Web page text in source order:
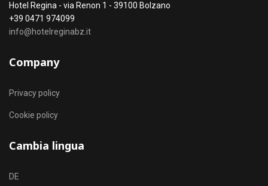
Hotel Regina - via Renon 1 - 39100 Bolzano
+39 0471 974099
info@hotelreginabz.it
Company
Privacy policy
Cookie policy
Cambia lingua
Seleziona la tua lingua
DE